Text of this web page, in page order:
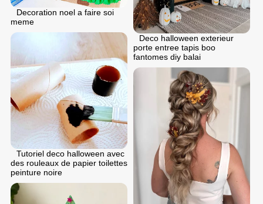
Decoration noel a faire soi
meme
Deco halloween exterieur
porte entree tapis boo
fantomes diy balai
Tutoriel deco halloween avec
des rouleaux de papier toilettes
peinture noire